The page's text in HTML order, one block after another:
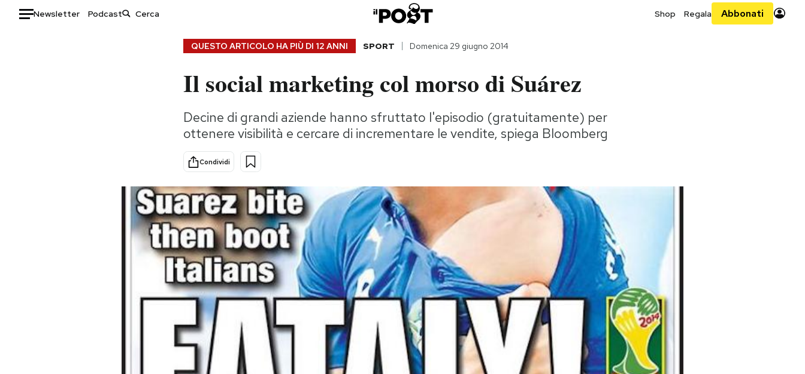
Newsletter Podcast Shop Regala Abbonati
Consumismi
Storie/Idee
Ok Boomer!
Media
Europa
Altrecose
Mondiali calcio 2026
QUESTO ARTICOLO HA PIÙ DI 12 ANNI SPORT Domenica 29 giugno 2014
Il social marketing col morso di Suárez
Decine di grandi aziende hanno sfruttato l'episodio (gratuitamente) per
ottenere visibilità e cercare di incrementare le vendite, spiega Bloomberg
Condividi